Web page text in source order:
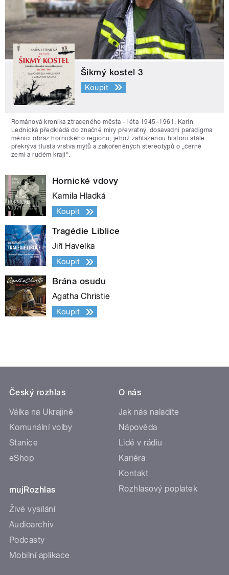
Šikmý kostel 3
Koupit
Románová kronika ztraceného města - léta 1945–1961. Karin
Lednická předkládá do značné míry převratný, dosavadní paradigma
měnící obraz hornického regionu, jehož zahlazenou historii stále
překrývá tlustá vrstva mýtů a zakořeněných stereotypů o „černé
zemi a rudém kraji“.
Hornické vdovy
Kamila Hladká
Koupit
Tragédie Liblice
Jiří Havelka
Koupit
Brána osudu
Agatha Christie
Koupit
Český rozhlas
Válka na Ukrajině
Komunální volby
Stanice
eShop
mujRozhlas
Živé vysílání
Audioarchiv
Podcasty
Mobilní aplikace
O nás
Jak nás naladíte
Nápověda
Lidé v rádiu
Kariéra
Kontakt
Rozhlasový poplatek